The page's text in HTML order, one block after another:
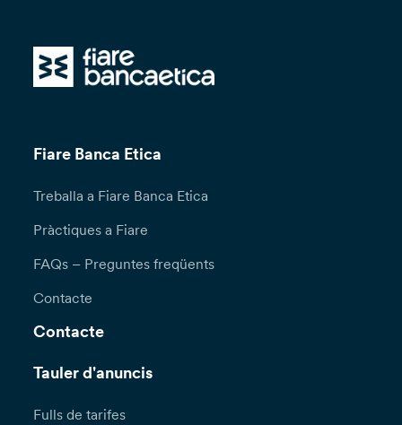
Fiare Banca Etica
Treballa a Fiare Banca Etica
Pràctiques a Fiare
FAQs – Preguntes freqüents
Contacte
Contacte
Tauler d'anuncis
Fulls de tarifes